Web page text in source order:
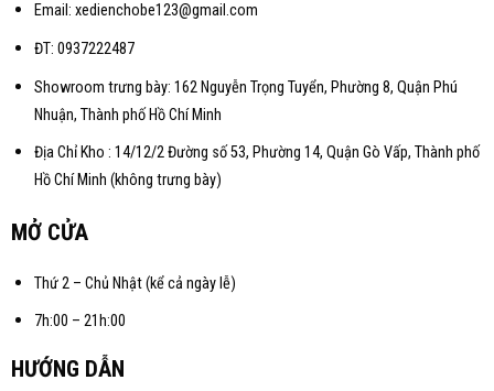
Email: xedienchobe123@gmail.com
ĐT: 0937222487
Showroom trưng bày: 162 Nguyễn Trọng Tuyển, Phường 8, Quận Phú
Nhuận, Thành phố Hồ Chí Minh
Địa Chỉ Kho : 14/12/2 Đường số 53, Phường 14, Quận Gò Vấp, Thành phố
Hồ Chí Minh (không trưng bày)
MỞ CỬA
Thứ 2 – Chủ Nhật (kể cả ngày lễ)
7h:00 – 21h:00
HƯỚNG DẪN